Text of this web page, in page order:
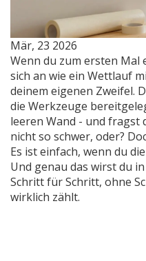
Mär, 23 2026
Wenn du zum ersten Mal
sich an wie ein Wettlauf
deinem eigenen Zweifel.
die Werkzeuge
leeren Wand - und fragst
nicht so schwer, oder?
Es ist einfach, wenn du
Und genau das wirst du
Schritt für Schritt, ohne
wirklich zählt.